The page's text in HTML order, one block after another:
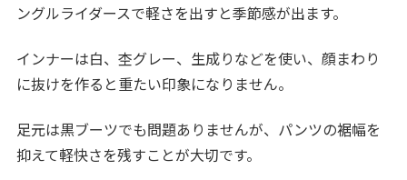
ングルライダースで軽さを出すと季節感が出ます。
インナーは白、杢グレー、生成りなどを使い、顔まわり
に抜けを作ると重たい印象になりません。
足元は黒ブーツでも問題ありませんが、パンツの裾幅を
抑えて軽快さを残すことが大切です。